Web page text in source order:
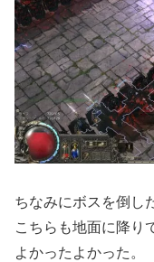
ちなみにボスを倒し
こちらも地面に降り
よかったよかった。